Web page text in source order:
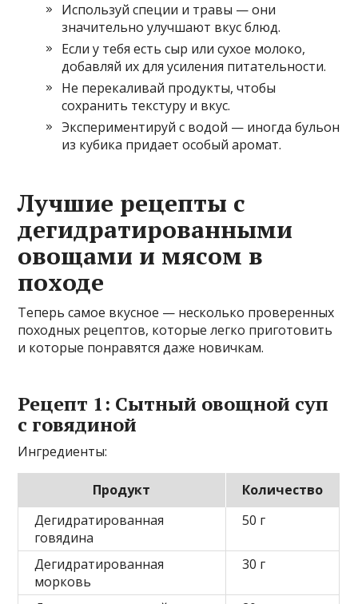
Используй специи и травы — они
значительно улучшают вкус блюд.
Если у тебя есть сыр или сухое молоко,
добавляй их для усиления питательности.
Не перекаливай продукты, чтобы
сохранить текстуру и вкус.
Экспериментируй с водой — иногда бульон
из кубика придает особый аромат.
Лучшие рецепты с
дегидратированными
овощами и мясом в
походе
Теперь самое вкусное — несколько проверенных
походных рецептов, которые легко приготовить
и которые понравятся даже новичкам.
Рецепт 1: Сытный овощной суп
с говядиной
Ингредиенты:
Продукт
Количество
Дегидратированная
говядина
50 г
Дегидратированная
морковь
30 г